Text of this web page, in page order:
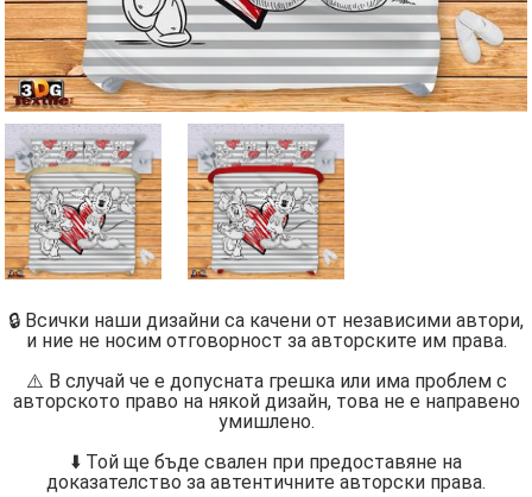
🔒 Всички наши дизайни са качени от независими автори,
и ние не носим отговорност за авторските им права.
⚠️ В случай че е допусната грешка или има проблем с
авторското право на някой дизайн, това не е направено
умишлено.
⬇️ Той ще бъде свален при предоставяне на
доказателство за автентичните авторски права.